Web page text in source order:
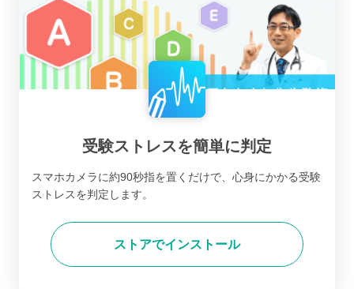
受験ストレスを簡単に判定
スマホカメラに約90秒指を置くだけで、心身にかかる受験
ストレスを判定します。
ストアでインストール